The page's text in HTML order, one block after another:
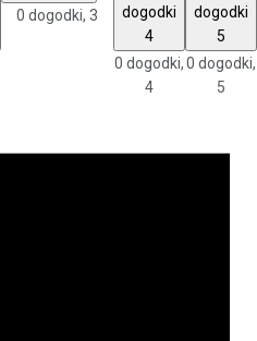
0 dogodki, 3
dogodki
4
0 dogodki,
4
dogodki
5
0 dogodki,
5